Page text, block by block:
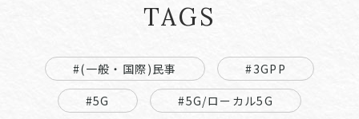
TAGS
#(一般・国際)民事
#3GPP
#5G
#5G/ローカル5G